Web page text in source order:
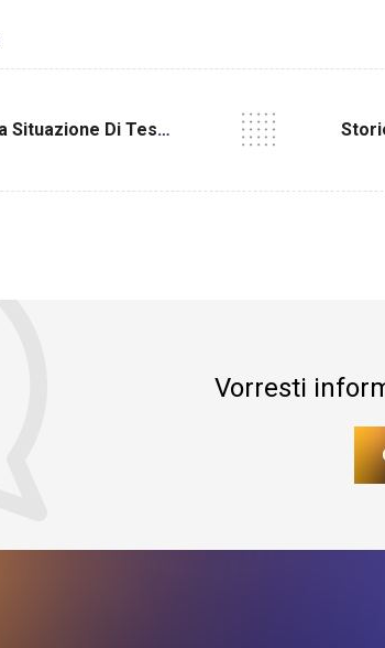
Dalla Situazione Di Tesoreria Al Cash Flow Multidimensionale: Quando La Pianificazione Finanziaria Diventa Una Leva Gestionale
Vorresti